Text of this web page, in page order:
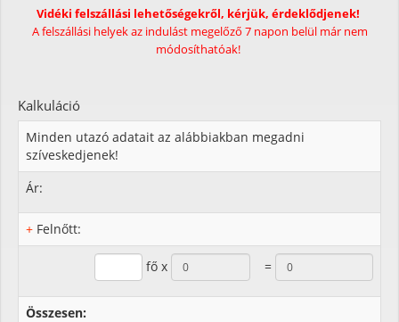
Vidéki felszállási lehetőségekről, kérjük, érdeklődjenek!
A felszállási helyek az indulást megelőző 7 napon belül már nem
módosíthatóak!
Kalkuláció
Minden utazó adatait az alábbiakban megadni
szíveskedjenek!
Ár:
+ Felnőtt:
fő x =
Összesen: